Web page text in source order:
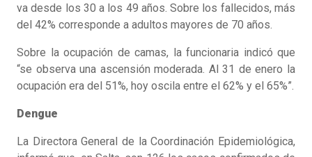
va desde los 30 a los 49 años. Sobre los fallecidos, más
del 42% corresponde a adultos mayores de 70 años.
Sobre la ocupación de camas, la funcionaria indicó que
“se observa una ascensión moderada. Al 31 de enero la
ocupación era del 51%, hoy oscila entre el 62% y el 65%”.
Dengue
La Directora General de la Coordinación Epidemiológica,